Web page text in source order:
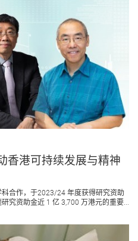
香港可持续发展与精神
合作，于2023/24 年度获得研究资助
究资助金近 1 亿 3,700 万港元的重要...